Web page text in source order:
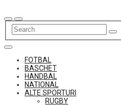
to
content
FOTBAL
BASCHET
HANDBAL
NATIONAL
ALTE SPORTURI
RUGBY